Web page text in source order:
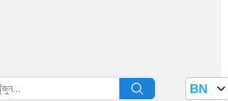
তথ্য বাতায়ন BN